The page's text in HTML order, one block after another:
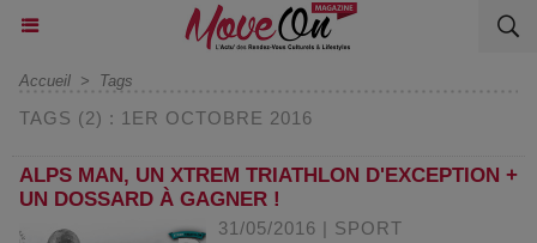
Accueil > Tags
TAGS (2) : 1ER OCTOBRE 2016
ALPS MAN, UN XTREM TRIATHLON D'EXCEPTION +
UN DOSSARD À GAGNER !
31/05/2016 | SPORT